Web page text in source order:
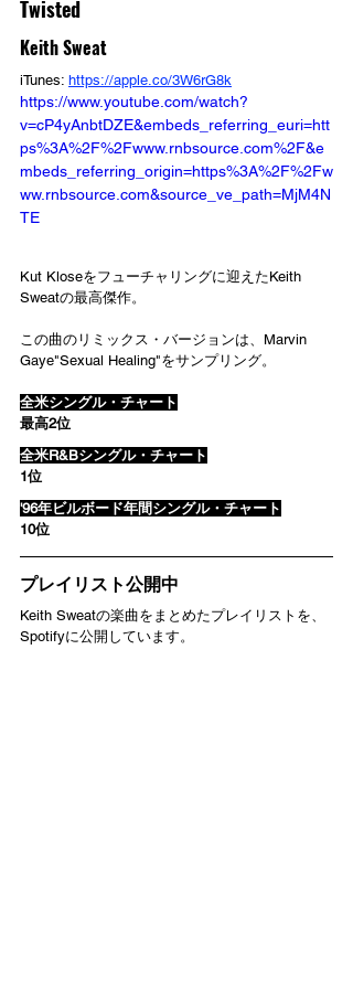
Twisted
Keith Sweat
iTunes: https://apple.co/3W6rG8k
https://www.youtube.com/watch?
v=cP4yAnbtDZE&embeds_referring_euri=htt
ps%3A%2F%2Fwww.rnbsource.com%2F&e
mbeds_referring_origin=https%3A%2F%2Fw
ww.rnbsource.com&source_ve_path=MjM4N
TE
Kut Kloseをフューチャリングに迎えたKeith
Sweatの最高傑作。
この曲のリミックス・バージョンは、Marvin
Gaye"Sexual Healing"をサンプリング。
全米シングル・チャート
最高2位
全米R&Bシングル・チャート
1位
'96年ビルボード年間シングル・チャート
10位
プレイリスト公開中
Keith Sweatの楽曲をまとめたプレイリストを、
Spotifyに公開しています。